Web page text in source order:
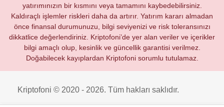
yatırımınızın bir kısmını veya tamamını kaybedebilirsiniz.
Kaldıraçlı işlemler riskleri daha da artırır. Yatırım kararı almadan
önce finansal durumunuzu, bilgi seviyenizi ve risk toleransınızı
dikkatlice değerlendiriniz. Kriptofoni’de yer alan veriler ve içerikler
bilgi amaçlı olup, kesinlik ve güncellik garantisi verilmez.
Doğabilecek kayıplardan Kriptofoni sorumlu tutulamaz.
Kriptofoni © 2020 - 2026. Tüm hakları saklıdır.